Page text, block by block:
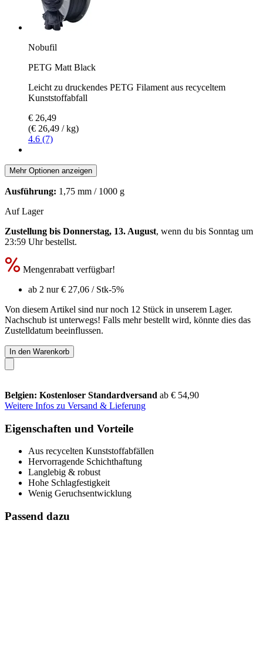
Nobufil
PETG Matt Black
Leicht zu druckendes PETG Filament aus recyceltem
Kunststoffabfall
€ 26,49
(€ 26,49 / kg)
4.6 (7)
Mehr Optionen anzeigen
Ausführung: 1,75 mm / 1000 g
Auf Lager
Zustellung bis Donnerstag, 13. August, wenn du bis Sonntag um
23:59 Uhrbestellst.
Mengenrabatt verfügbar!
ab 2 nur€ 27,06 / Stk-5%
Von diesem Artikel sind nur noch 12 Stück in unserem Lager.
Nachschub ist unterwegs! Falls mehr bestellt wird, könnte dies das
Zustelldatum beeinflussen.
In den Warenkorb
Belgien: Kostenloser Standardversand ab € 54,90
Weitere Infos zu Versand & Lieferung
Eigenschaften und Vorteile
Aus recycelten Kunststoffabfällen
Hervorragende Schichthaftung
Langlebig & robust
Hohe Schlagfestigkeit
Wenig Geruchsentwicklung
Passend dazu